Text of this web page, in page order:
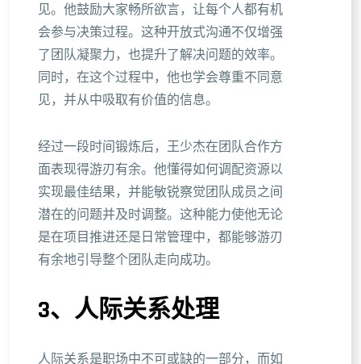
见。他鼓励大家畅所欲言，让每个人都有机
会参与决策过程。这种开放式沟通不仅增强
了团队凝聚力，也提升了解决问题的效率。
同时，在这个过程中，他也学会尊重不同意
见，并从中吸取有价值的信息。
经过一段时间锻炼后，王少杰在团队合作方
面表现得游刃有余。他懂得如何调配资源以
实现最佳结果，并能敏锐察觉团队成员之间
潜在的问题并及时调整。这种能力使他无论
是在项目推进还是日常管理中，都能够游刃
有余地引导整个团队走向成功。
3、人际关系处理
人际关系是职场中不可或缺的一部分，而如